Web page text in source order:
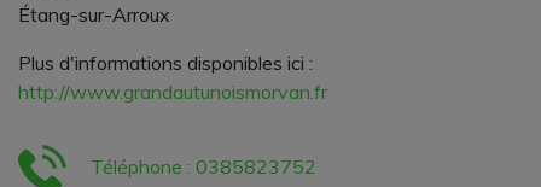
Étang-sur-Arroux
Plus d'informations disponibles ici :
http://www.grandautunoismorvan.fr
Téléphone : 0385823752